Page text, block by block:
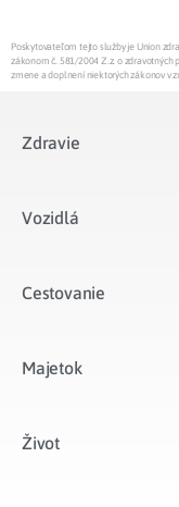
Poskytovateľom tejto služby je Union
zákonom č. 581/2004 Z.z. o
zmene a doplnení niektorých zákonov v
Zdravie
Vozidlá​
Cestovanie
Majetok​
Život​